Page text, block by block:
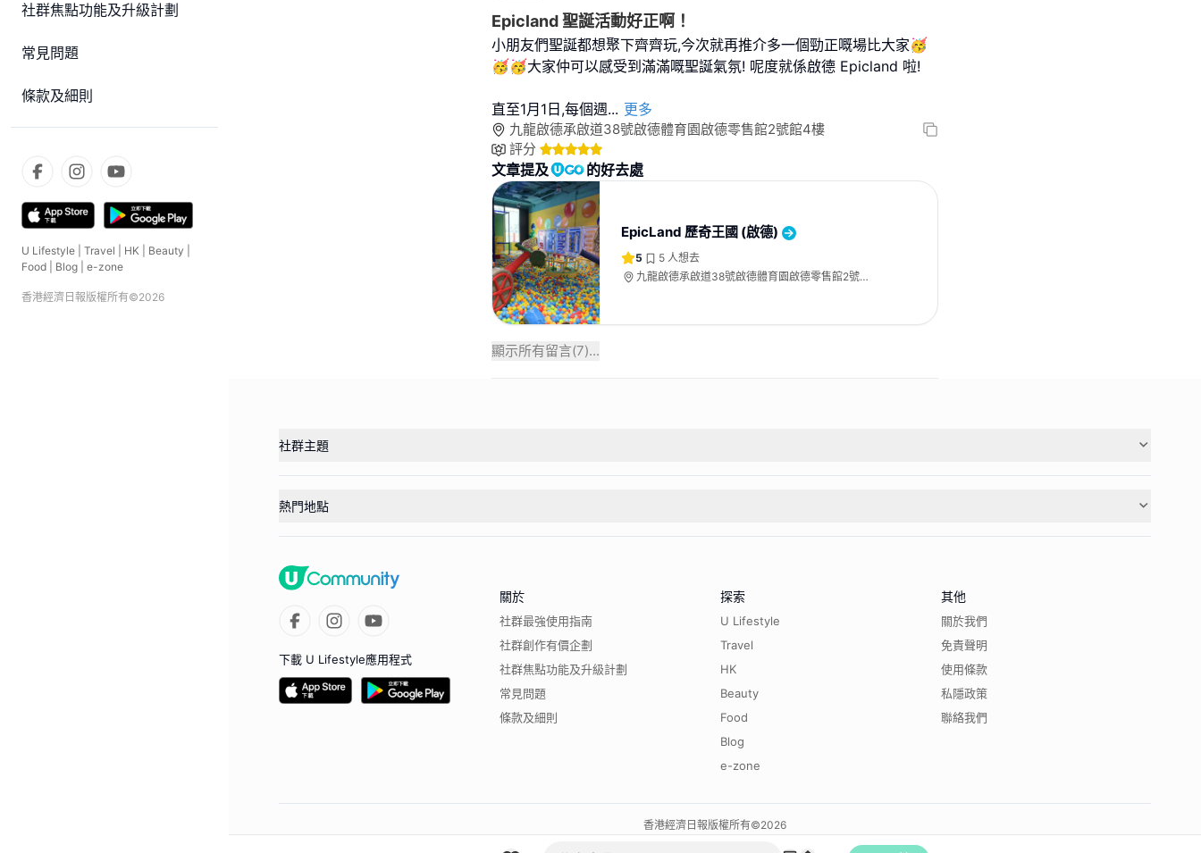
社群焦點功能及升級計劃
常見問題
條款及細則
U Lifestyle Travel HK Beauty
Food
Blog e-zone
香港經濟日報版權所有©2026
Epicland 聖誕活動好正啊！
小朋友們聖誕都想聚下齊齊玩,今次就再推介多一個勁正嘅場比大家🥳
🥳🥳大家仲可以感受到滿滿嘅聖誕氣氛! 呢度就係啟德 Epicland 啦!
直至1月1日,每個週... 更多
九龍啟德承啟道38號啟德體育園啟德零售館2號館4樓
評分
文章提及 的好去處
EpicLand 歷奇王國 (啟德)
5 5 人想去
九龍啟德承啟道38號啟德體育園啟德零售館2號館
顯示所有留言(7)...
社群主題
熱門地點
下載 U Lifestyle應用程式
關於
社群最強使用指南
社群創作有價企劃
社群焦點功能及升級計劃
常見問題
條款及細則
探索
U Lifestyle
Travel
HK
Beauty
Food
Blog
e-zone
其他
關於我們
免責聲明
使用條款
私隱政策
聯絡我們
香港經濟日報版權所有©2026